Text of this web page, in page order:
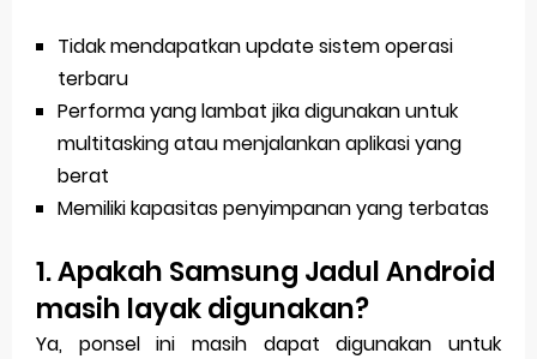
Tidak mendapatkan update sistem operasi
terbaru
Performa yang lambat jika digunakan untuk
multitasking atau menjalankan aplikasi yang
berat
Memiliki kapasitas penyimpanan yang terbatas
1. Apakah Samsung Jadul Android
masih layak digunakan?
Ya, ponsel ini masih dapat digunakan untuk